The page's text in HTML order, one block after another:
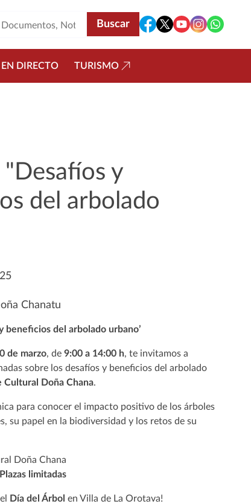
EN DIRECTO TURISMO
"Desafíos y
del arbolado
Chanatu
beneficios del arbolado urbano’
de marzo, de9:00 a 14:00 h, te invitamos a
sobre los desafíos y beneficios del arbolado
Cultural Doña Chana.
para conocer el impacto positivo de los árboles
su papel en la biodiversidad y los retos de su
Doña Chana
Plazas limitadas
Día del Árbol en Villa de La Orotava!